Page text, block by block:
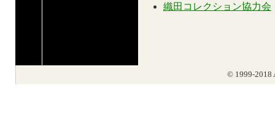
織田コレクション協力会
© 1999-2018